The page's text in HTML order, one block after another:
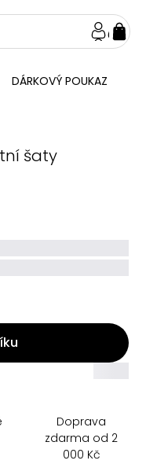
DÁRKOVÝ POUKAZ
šaty
Doprava
zdarma od 2
000 Kč